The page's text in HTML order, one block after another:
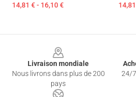
14,81 € - 16,10 €
Livraison mondiale
Nous livrons dans plus de 200
pays
24/